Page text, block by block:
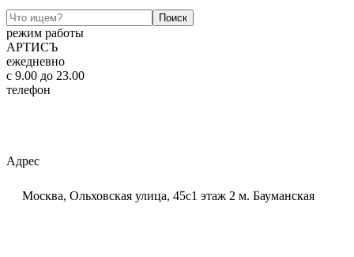
режим работы
АРТИСЪ
ежедневно
c 9.00 до 23.00
телефон
Адрес
Москва, Ольховская улица, 45с1 этаж 2 м. Бауманская